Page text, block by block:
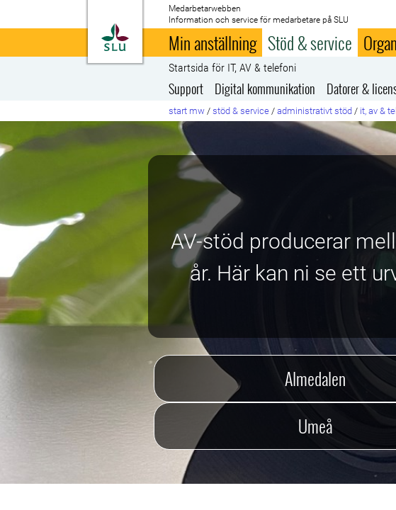
Till startsida
Medarbetarwebben
Information och service för medarbetare på SLU
Min anställning Stöd & service
Startsida för IT, AV & telefoni
Support Digital kommunikation Datorer &
start mw / stöd & service / administrativt stöd / it, av &
AV-stöd producerar
år. Här kan ni se ett
Almedalen
Umeå